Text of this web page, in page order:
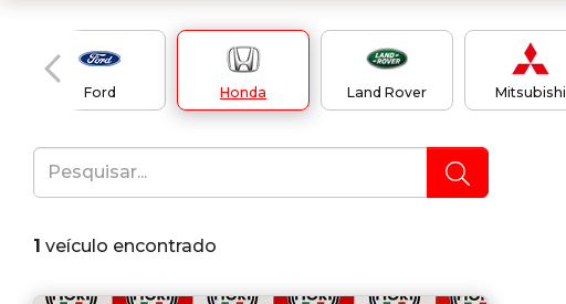
Ford Honda Land Rover Mitsubishi
1 veículo encontrado